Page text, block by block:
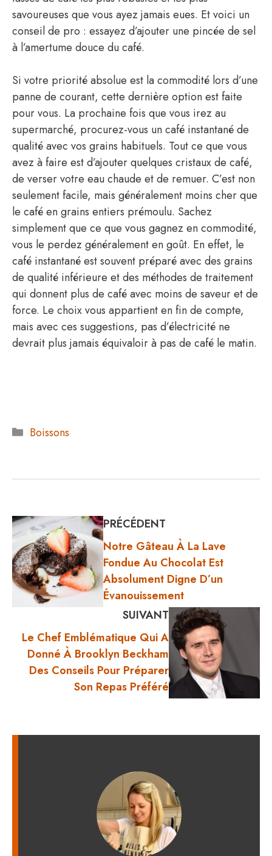
savoureuses que vous ayez jamais eues. Et voici un
conseil de pro : essayez d’ajouter une pincée de sel
à l’amertume douce du café.
Si votre priorité absolue est la commodité lors d’une
panne de courant, cette dernière option est faite
pour vous. La prochaine fois que vous irez au
supermarché, procurez-vous un café instantané de
qualité avec vos grains habituels. Tout ce que vous
avez à faire est d’ajouter quelques cristaux de café,
de verser votre eau chaude et de remuer. C’est non
seulement facile, mais généralement moins cher que
le café en grains entiers prémoulu. Sachez
simplement que ce que vous gagnez en commodité,
vous le perdez généralement en goût. En effet, le
café instantané est souvent préparé avec des grains
de qualité inférieure et des méthodes de traitement
qui donnent plus de café avec moins de saveur et de
force. Le choix vous appartient en fin de compte,
mais avec ces suggestions, pas d’électricité ne
devrait plus jamais équivaloir à pas de café le matin.
Catégories
Boissons
PRÉCÉDENT
Notre Gâteau À La Lave
Fondue Au Chocolat Est
Absolument Digne D’un
Évanouissement
SUIVANT
Le Chef Emblématique Qui A
Donné À Brooklyn Beckham
Des Conseils Pour Préparer
Son Repas Préféré